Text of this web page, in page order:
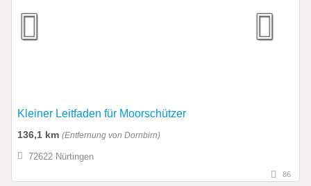
Kleiner Leitfaden für Moorschützer
136,1 km (Entfernung von Dornbirn)
72622 Nürtingen
86